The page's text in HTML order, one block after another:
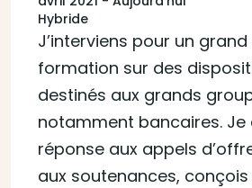
Hybride
J’interviens pour un
formation sur des
destinés aux grands
notamment bancaires. Je
réponse aux appels
aux soutenances,